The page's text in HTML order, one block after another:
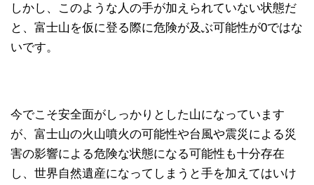
しかし、このような人の手が加えられていない状態だ
と、富士山を仮に登る際に危険が及ぶ可能性が0ではな
いです。
今でこそ安全面がしっかりとした山になっています
が、富士山の火山噴火の可能性や台風や震災による災
害の影響による危険な状態になる可能性も十分存在
し、世界自然遺産になってしまうと手を加えてはいけ